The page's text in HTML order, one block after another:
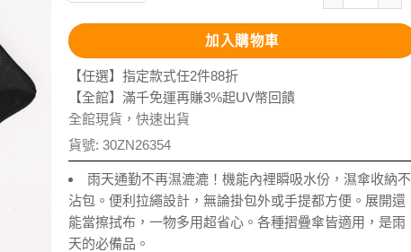
加入購物車
【任選】指定款式任2件88折
【全館】滿千免運再賺3%起UV幣回饋
全館現貨，快速出貨
貨號: 30ZN26354
雨天通勤不再濕漉漉！機能內裡瞬吸水份，濕傘收納不
沾包。便利拉繩設計，無論掛包外或手提都方便。展開還
能當擦拭布，一物多用超省心。各種摺疊傘皆適用，是雨
天的必備品。